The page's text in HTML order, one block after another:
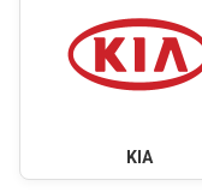
KIA